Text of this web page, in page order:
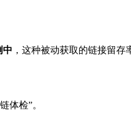
中 ，这种被动获取的链接留存
体检”。